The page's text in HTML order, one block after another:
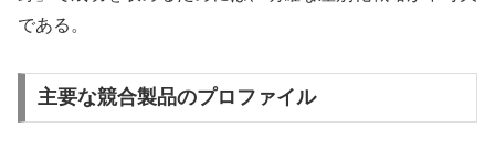
である。
主要な競合製品のプロファイル